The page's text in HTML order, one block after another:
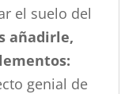
el suelo del
añadirle,
genial de